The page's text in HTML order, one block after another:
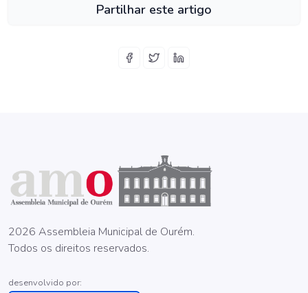
Partilhar este artigo
2026 Assembleia Municipal de Ourém.
Todos os direitos reservados.
desenvolvido por: